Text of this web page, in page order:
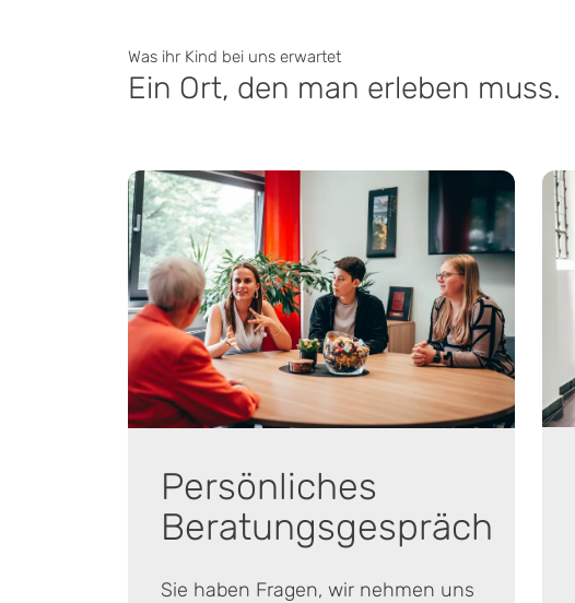
Was ihr Kind bei uns erwartet
Ein Ort, den man erleben muss.
Persönliches
Beratungsgespräch
Sie haben Fragen, wir nehmen uns